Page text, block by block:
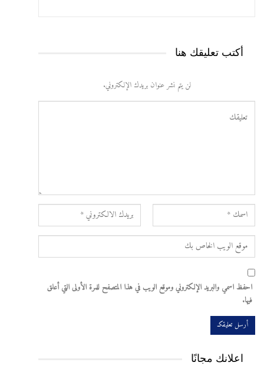
أكتب تعليقك هنا
لن يتم نشر عنوان بريدك الإلكتروني.
احفظ اسمي والبريد الإلكتروني وموقع الويب في هذا المتصفح للمرة الأولى التي أعلق
فيها.
اعلانك مجانًا